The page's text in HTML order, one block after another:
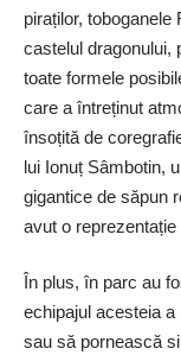
piraților,
castelul dragonului,
toate formele
care a întreținut
însoțită de
lui Ionuț Sâmbotin,
gigantice de săpun
avut o
În plus, în parc au
echipajul acesteia
sau să pornească